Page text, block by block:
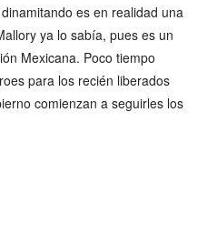
es en realidad una
ya lo sabía, pues es un
Mexicana. Poco tiempo
para los recién liberados
comienzan a seguirles los